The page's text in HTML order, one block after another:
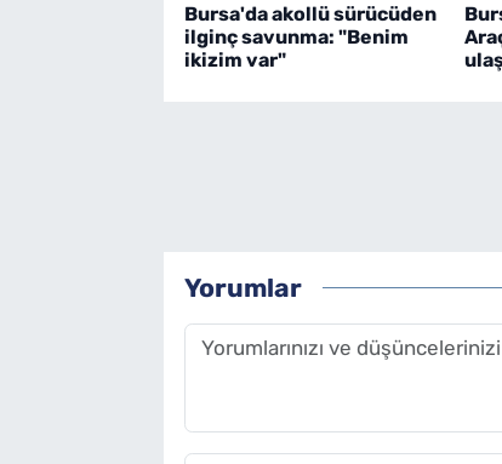
Bursa'da akollü sürücüden
ilginç savunma: "Benim
ikizim var"
Yorumlar